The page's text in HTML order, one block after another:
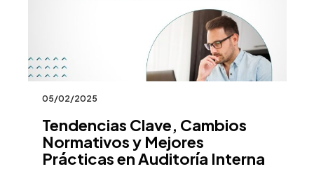
05/02/2025
Tendencias Clave, Cambios
Normativos y Mejores
Prácticas en Auditoría Interna